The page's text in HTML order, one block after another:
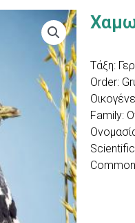
Τάξη:
Order:
Family: